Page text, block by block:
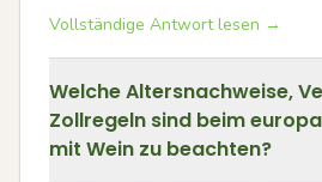
Vollständige Antwort lesen →
Welche Altersnachweise,
Zollregeln sind beim
mit Wein zu beachten?